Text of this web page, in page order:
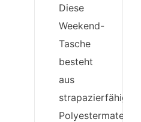
Diese
Weekend-
Tasche
besteht
aus
strapazierfähigem
Polyestermaterial,